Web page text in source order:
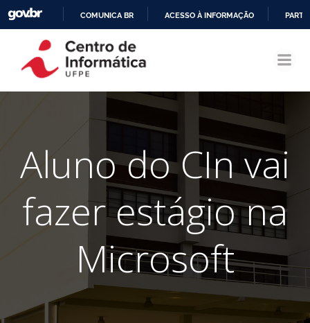
CONTEÚDO
COMUNICA BR ACESSO À INFORMAÇÃO
Aluno do CIn vai
fazer estágio na
Microsoft